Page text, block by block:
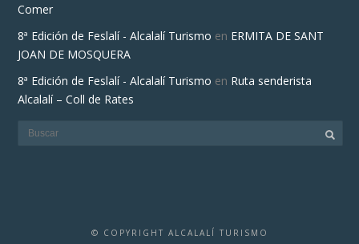
Comer
8ª Edición de Feslalí - Alcalalí Turismo en ERMITA DE SANT
JOAN DE MOSQUERA
8ª Edición de Feslalí - Alcalalí Turismo en Ruta senderista
Alcalalí – Coll de Rates
© COPYRIGHT ALCALALÍ TURISMO